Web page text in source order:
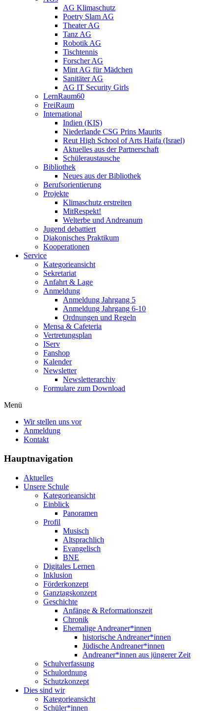
AG Klimaschutz
Poetry Slam AG
Theater AG
Tanz AG
Robotik AG
Tischtennis
Forscher AG
Mint AG für Mädchen
Sanitäter AG
AG IT Security Girls
LernRaum60
FreiRaum
International
Indien (KIS)
Niederlande CSG Prins Maurits
Reut High School of Arts Haifa (Israel)
Aktuelles aus der Partnerschaft
Schüleraustausche
Bibliothek
Neues aus der Bibliothek
Berufsorientierung
Projekte
Klimaschutz erstreiten
MitRespekt!
Welterbe und Andreanum
Jugend debattiert
Diakonisches Praktikum
Kooperationen
Service
Kategorieansicht
Sekretariat
Anfahrt & Lage
Anmeldung
Anmeldung Jahrgang 5
Anmeldung Jahrgang 6-10
Ordnungen und Regeln
Mensa & Cafeteria
Vertretungsplan
IServ
Fanshop
Kalender
Newsletter
Newsletterarchiv
Formulare zum Download
Menü
Wir stellen uns vor
Anmeldung
Kontakt
Hauptnavigation
Aktuelles
Unsere Schule
Kategorieansicht
Einblick
Panoramen
Profil
Musisch
Altsprachlich
Evangelisch
BNE
Digitales Lernen
Inklusion
Förderkonzept
Ganztagskonzept
Geschichte
Anfänge & Reformationszeit
Chronik
Ehemalige Andreaner*innen
historische Andreaner*innen
Jüdische Andreaner*innen
Andreaner*innen aus jüngerer Zeit
Schulverfassung
Schulordnung
Schutzkonzept
Dies sind wir
Kategorieansicht
Schüler*innen